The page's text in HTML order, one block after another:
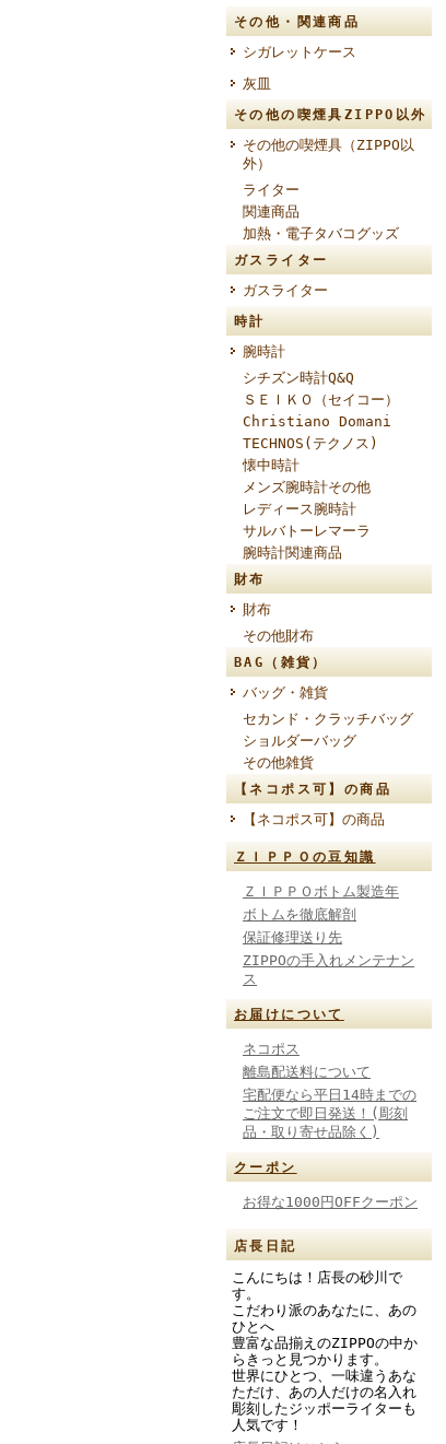
その他・関連商品
シガレットケース
灰皿
その他の喫煙具ZIPPO以外
その他の喫煙具（ZIPPO以
外）
ライター
関連商品
加熱・電子タバコグッズ
ガスライター
ガスライター
時計
腕時計
シチズン時計Q&Q
ＳＥＩＫＯ（セイコー）
Christiano Domani
TECHNOS(テクノス)
懐中時計
メンズ腕時計その他
レディース腕時計
サルバトーレマーラ
腕時計関連商品
財布
財布
その他財布
BAG（雑貨）
バッグ・雑貨
セカンド・クラッチバッグ
ショルダーバッグ
その他雑貨
【ネコポス可】の商品
【ネコポス可】の商品
ＺＩＰＰＯの豆知識
ＺＩＰＰＯボトム製造年
ボトムを徹底解剖
保証修理送り先
ZIPPOの手入れメンテナン
ス
お届けについて
ネコポス
離島配送料について
宅配便なら平日14時までの
ご注文で即日発送！(彫刻
品・取り寄せ品除く)
クーポン
お得な1000円OFFクーポン
店長日記
こんにちは！店長の砂川で
す。
こだわり派のあなたに、あの
ひとへ
豊富な品揃えのZIPPOの中か
らきっと見つかります。
世界にひとつ、一味違うあな
ただけ、あの人だけの名入れ
彫刻したジッポーライターも
人気です！